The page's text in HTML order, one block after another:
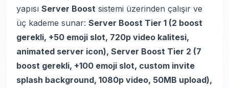
yapısı Server Boost sistemi üzerinden çalışır ve
üç kademe sunar: Server Boost Tier 1 (2 boost
gerekli, +50 emoji slot, 720p video kalitesi,
animated server icon), Server Boost Tier 2 (7
boost gerekli, +100 emoji slot, custom invite
splash background, 1080p video, 50MB upload),